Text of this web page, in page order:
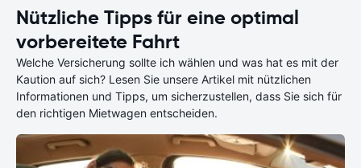
Nützliche Tipps für eine optimal
vorbereitete Fahrt
Welche Versicherung sollte ich wählen und was hat es mit der
Kaution auf sich? Lesen Sie unsere Artikel mit nützlichen
Informationen und Tipps, um sicherzustellen, dass Sie sich für
den richtigen Mietwagen entscheiden.